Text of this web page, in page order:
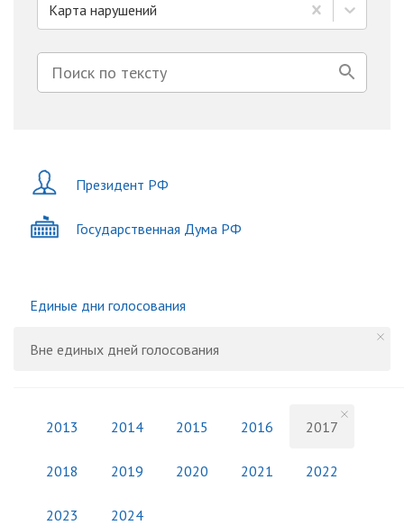
Карта нарушений
Президент РФ
Государственная Дума РФ
Единые дни голосования
Вне единых дней голосования
2013 2014 2015 2016 2017
2018 2019 2020 2021 2022
2023 2024